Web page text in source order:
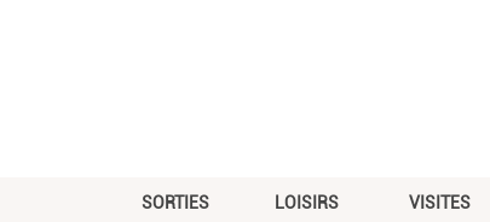
SORTIES LOISIRS VISITES